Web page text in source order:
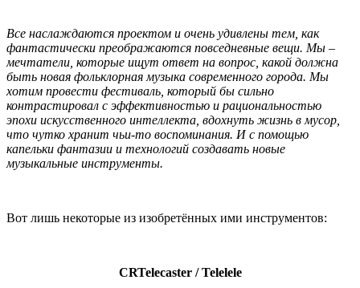
Все наслаждаются проектом и очень удивлены тем, как
фантастически преображаются повседневные вещи. Мы –
мечтатели, которые ищут ответ на вопрос, какой должна
быть новая фольклорная музыка современного города. Мы
хотим провести фестиваль, который бы сильно
контрастировал с эффективностью и рациональностью
эпохи искусственного интеллекта, вдохнуть жизнь в мусор,
что чутко хранит чьи-то воспоминания. И с помощью
капельки фантазии и технологий создавать новые
музыкальные инструменты.
Вот лишь некоторые из изобретённых ими инструментов:
CRTelecaster / Telelele